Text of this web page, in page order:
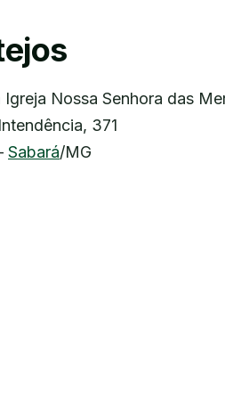
Igreja Nossa Senhora das
371
Sabará/MG